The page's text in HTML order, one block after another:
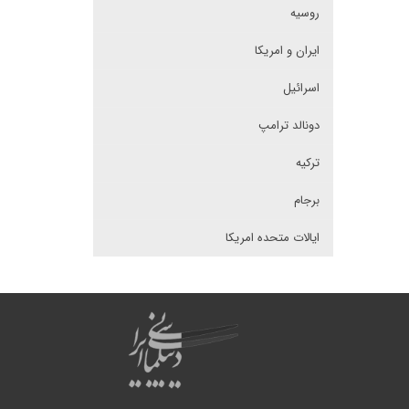
روسیه
ایران و امریکا
اسرائیل
دونالد ترامپ
ترکیه
برجام
ایالات متحده امریکا